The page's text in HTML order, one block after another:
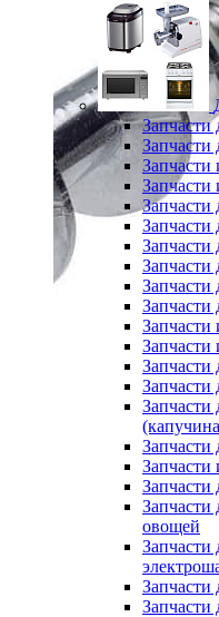
Запчасти
Запчасти
Запчасти
Запчасти
Запчасти
Запчасти
Запчасти
Запчасти
Запчасти
Запчасти
Запчасти
Запчасти
Запчасти
Запчасти
овощей
Запчасти
Запчасти
Запчасти